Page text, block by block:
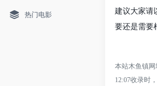
热门电影
建议大家请
要还是需要
本站木鱼镇
12:07收录时